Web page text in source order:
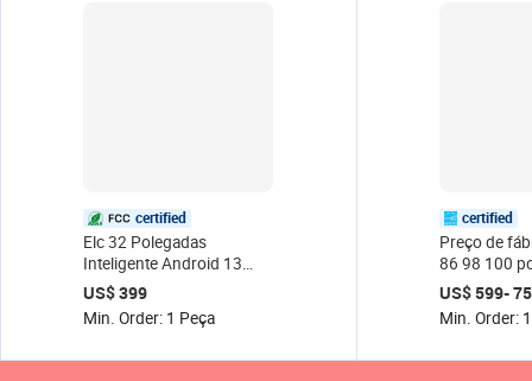
certified
Elc 32 Polegadas
Inteligente Android 13
Tablet Tela Portátil Tela
Touch Screen TV Roda
Móvel Tela de
US$ 399
Min. Order: 1 Peça
certified
Preço de
86 98 100
interativo
whiteboard
US$ 599-
Min. Order: